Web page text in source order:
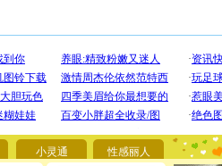
小灵通 性感丽人
[圣诞节]
要平安！
[圣诞节]